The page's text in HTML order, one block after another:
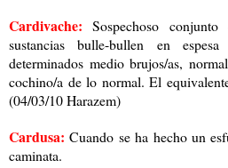
Cardivache: Sospechoso
sustancias bulle-bullen en
determinados medio brujos/as,
cochino/a de lo normal. El
(04/03/10 Harazem)
Cardusa: Cuando se ha hecho un
caminata.